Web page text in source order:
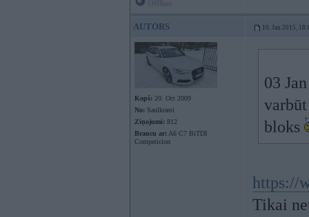
AUTORS 10. Jan 2015,
Kopš: 20. Oct 2009
No: Saulkrasti
Ziņojumi: 812
Braucu ar: A6 C7 BiTDI
Competicion
03
bloks
https://
Tikai